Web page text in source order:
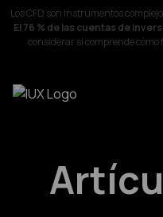
Los CFD son instrumentos
El 76 % de las cuentas de
considerar si comprende cómo